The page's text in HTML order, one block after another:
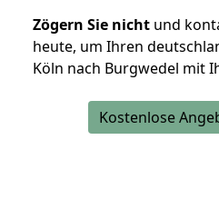
Zögern Sie nicht und
heute, um Ihren
Köln nach Burgwedel mit
Kostenlose